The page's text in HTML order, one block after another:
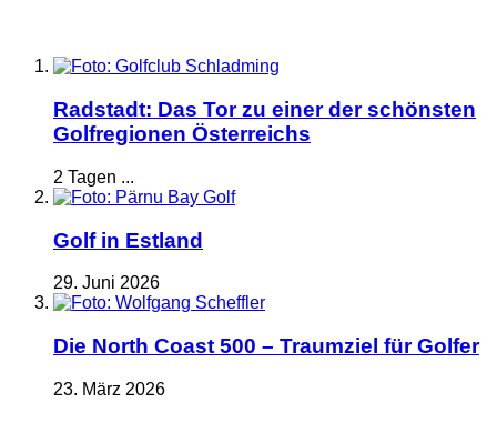
Radstadt: Das Tor zu einer der schönsten
Golfregionen Österreichs
2 Tagen ...
Golf in Estland
29. Juni 2026
Die North Coast 500 – Traumziel für Golfer
23. März 2026